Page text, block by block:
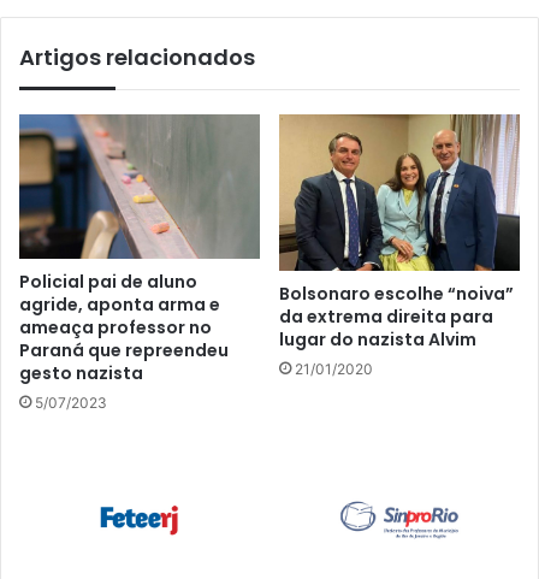
Artigos relacionados
Policial pai de aluno
agride, aponta arma e
ameaça professor no
Paraná que repreendeu
gesto nazista
5/07/2023
Bolsonaro escolhe “noiva”
da extrema direita para
lugar do nazista Alvim
21/01/2020